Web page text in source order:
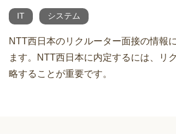
IT システム
NTT西日本のリクルーター面接の情報
ます。NTT西日本に内定するには、リ
略することが重要です。